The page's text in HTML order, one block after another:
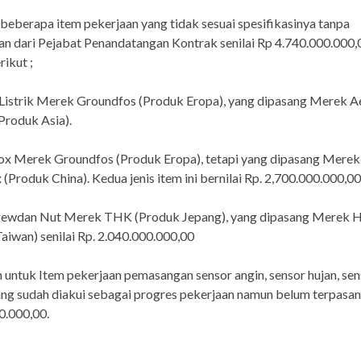
item pekerjaan yang tidak sesuai spesifikasinya tanpa
dari Pejabat Penandatangan Kontrak senilai Rp
;
Merek Groundfos (Produk Eropa), yang dipasang Merek
Asia).
Merek Groundfos (Produk Eropa), tetapi yang dipasang Merek
(Produk China). Kedua jenis item ini bernilai Rp.
Nut Merek THK (Produk Jepang), yang dipasang Merek
senilai Rp. 2.040.000.000,00
untuk Item pekerjaan pemasangan sensor angin, sensor hujan,
sudah diakui sebagai progres pekerjaan namun belum